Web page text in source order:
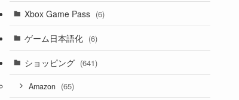
Xbox Game Pass (6)
ゲーム日本語化 (6)
ショッピング (641)
Amazon (65)